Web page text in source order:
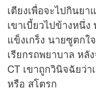
เตียงเพื่อจะไปกินย
เขาเบี้ยวไปข้างหนึ่
แข็งเกร็ง นายซูตกใ
เรียกรถพยาบาล หลั
CT เขาถูกวินิจฉัยว่
หรือ สโตรก